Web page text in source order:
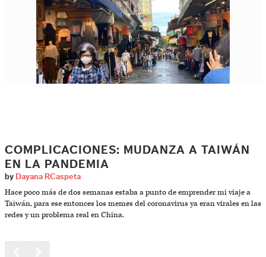
COMPLICACIONES: MUDANZA A TAIWÁN
EN LA PANDEMIA
by Dayana RCaspeta
Hace poco más de dos semanas estaba a punto de emprender mi viaje a
Taiwán, para ese entonces los memes del coronavirus ya eran virales en las
redes y un problema real en China.